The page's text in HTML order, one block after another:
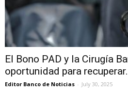
El Bono PAD y la Cirugía
oportunidad para
Editor Banco de Noticias - July 30, 2025